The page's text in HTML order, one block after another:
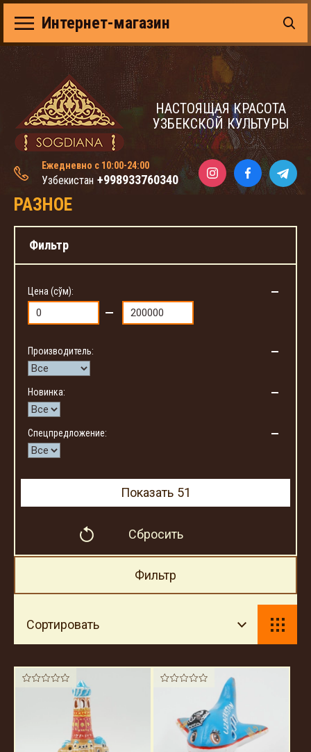
НАСТОЯЩАЯ КРАСОТА
УЗБЕКСКОЙ КУЛЬТУРЫ
Ежедневно с 10:00-24:00
Узбекистан +998933760340
Интернет-магазин
РАЗНОЕ
Фильтр
Цена (сўм):
Производитель:
Новинка:
Спецпредложение:
Показать 51
Сбросить
Фильтр
Сортировать